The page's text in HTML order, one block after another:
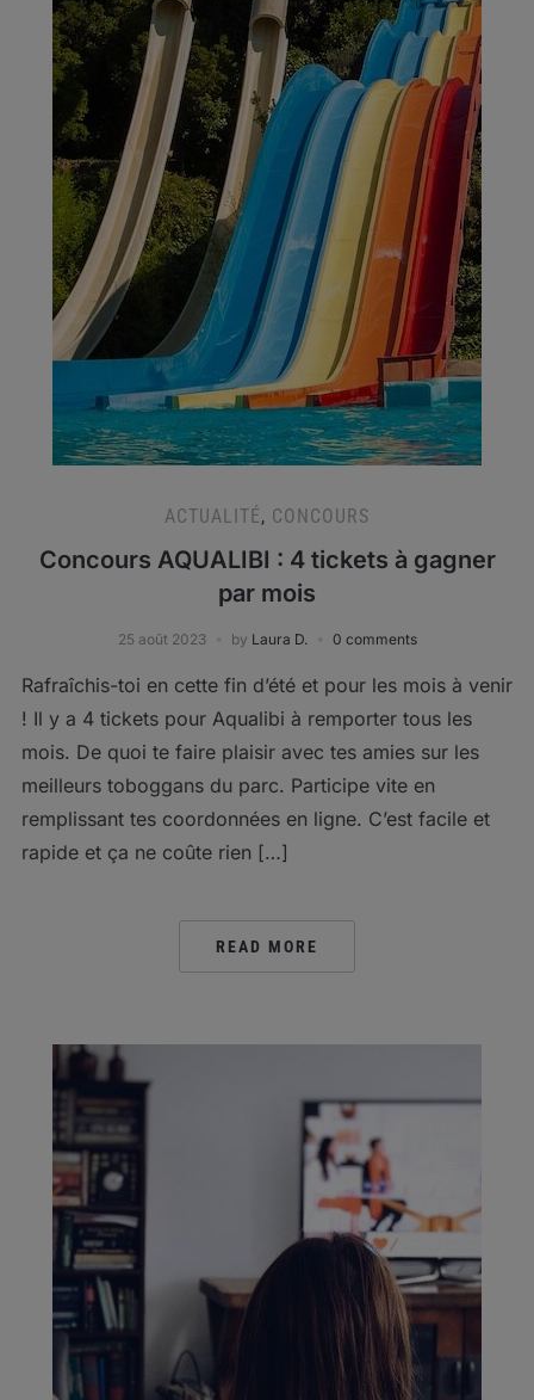
ACTUALITÉ, CONCOURS
Concours AQUALIBI : 4 tickets à gagner
par mois
25 août 2023 by Laura D. 0 comments
Rafraîchis-toi en cette fin d’été et pour les mois à venir
! Il y a 4 tickets pour Aqualibi à remporter tous les
mois. De quoi te faire plaisir avec tes amies sur les
meilleurs toboggans du parc. Participe vite en
remplissant tes coordonnées en ligne. C’est facile et
rapide et ça ne coûte rien […]
READ MORE